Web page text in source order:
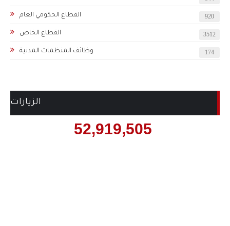
القطاع الحكومي العام 920
القطاع الخاص 3512
وظائف المنظمات المدنية 174
الزيارات
52,919,505